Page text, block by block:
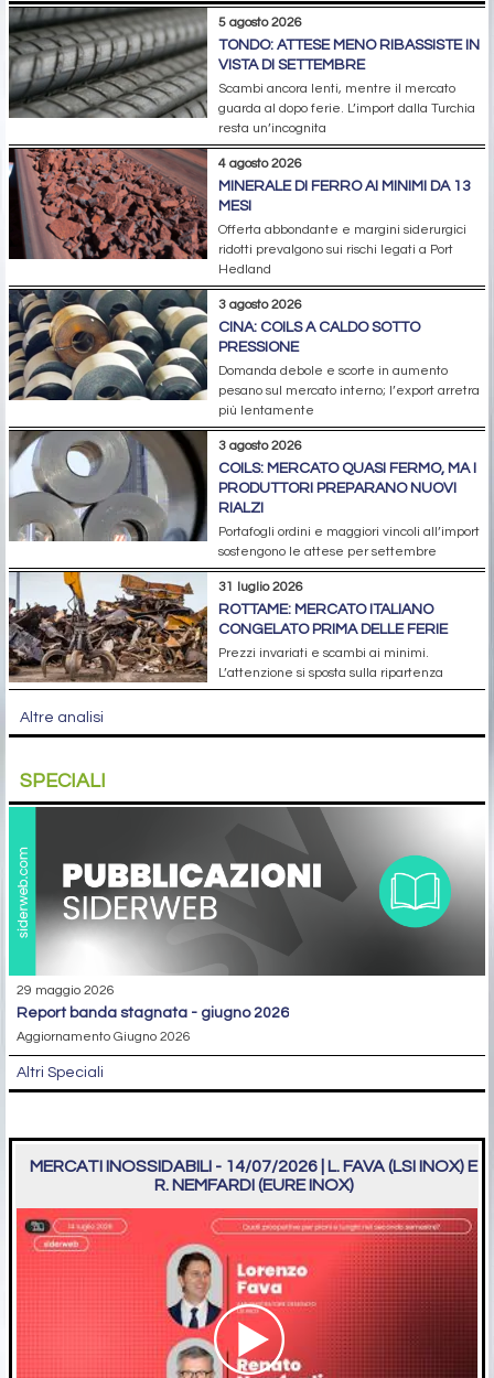
5 agosto 2026
TONDO: ATTESE MENO RIBASSISTE IN
VISTA DI SETTEMBRE
Scambi ancora lenti, mentre il mercato
guarda al dopo ferie. L’import dalla Turchia
resta un’incognita
4 agosto 2026
MINERALE DI FERRO AI MINIMI DA 13
MESI
Offerta abbondante e margini siderurgici
ridotti prevalgono sui rischi legati a Port
Hedland
3 agosto 2026
CINA: COILS A CALDO SOTTO
PRESSIONE
Domanda debole e scorte in aumento
pesano sul mercato interno; l’export arretra
più lentamente
3 agosto 2026
COILS: MERCATO QUASI FERMO, MA I
PRODUTTORI PREPARANO NUOVI
RIALZI
Portafogli ordini e maggiori vincoli all’import
sostengono le attese per settembre
31 luglio 2026
ROTTAME: MERCATO ITALIANO
CONGELATO PRIMA DELLE FERIE
Prezzi invariati e scambi ai minimi.
L’attenzione si sposta sulla ripartenza
Altre analisi
SPECIALI
29 maggio 2026
report banda stagnata - giugno 2026
Aggiornamento Giugno 2026
Altri Speciali
MERCATI INOSSIDABILI - 14/07/2026 | L. FAVA (LSI INOX) E
R. NEMFARDI (EURE INOX)